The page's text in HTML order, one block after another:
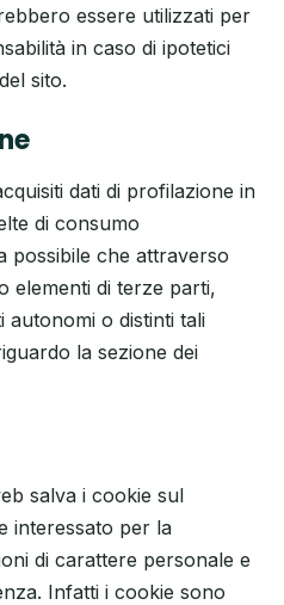
essere utilizzati per
in caso di ipotetici
sito.
dati di profilazione in
di consumo
possibile che attraverso
elementi di terze parti,
autonomi o distinti tali
la sezione dei
salva i cookie sul
interessato per la
di carattere personale e
Infatti i cookie sono